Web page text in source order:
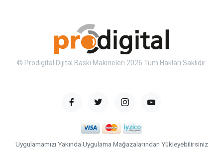
© Prodigital Dijital Baskı Makineleri 2026 Tüm Hakları Saklıdır.
Uygulamamızı Yakında Uygulama Mağazalarından Yükleyebilirsiniz